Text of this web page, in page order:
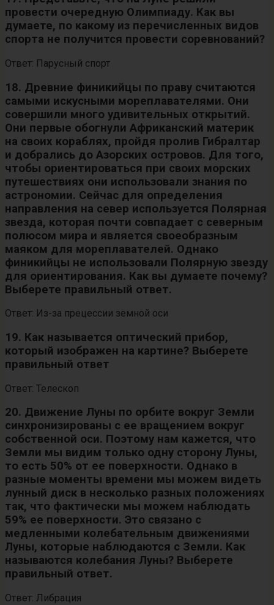
провести очередную Олимпиаду. Как вы
думаете, по какому из перечисленных видов
спорта не получится провести соревнований?
Ответ: Парусный спорт
18. Древние финикийцы по праву считаются
самыми искусными мореплавателями. Они
совершили много удивительных открытий.
Они первые обогнули Африканский материк
на своих кораблях, пройдя пролив Гибралтар
и добрались до Азорских островов. Для того,
чтобы ориентироваться при своих морских
путешествиях они использовали знания по
астрономии. Сейчас для определения
направления на север используется Полярная
звезда, которая почти совпадает с северным
полюсом мира и является своеобразным
маяком для мореплавателей. Однако
финикийцы не использовали Полярную звезду
для ориентирования. Как вы думаете почему?
Выберете правильный ответ.
Ответ: Из-за прецессии земной оси
19. Как называется оптический прибор,
который изображен на картине? Выберете
правильный ответ
Ответ: Телескоп
20. Движение Луны по орбите вокруг Земли
синхронизированы с ее вращением вокруг
собственной оси. Поэтому нам кажется, что
Земли мы видим только одну сторону Луны,
то есть 50% от ее поверхности. Однако в
разные моменты времени мы можем видеть
лунный диск в несколько разных положениях
так, что фактически мы можем наблюдать
59% ее поверхности. Это связано с
медленными колебательным движениями
Луны, которые наблюдаются с Земли. Как
называются колебания Луны? Выберете
правильный ответ.
Ответ: Либрация